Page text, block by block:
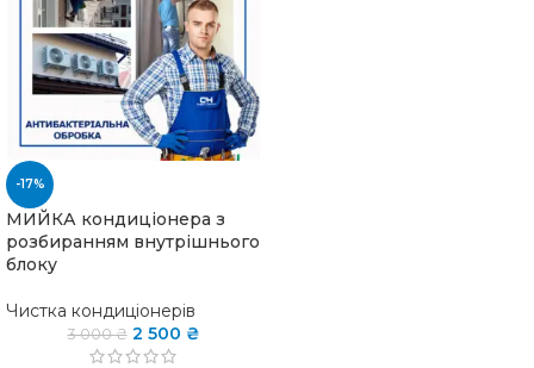
-17%
МИЙКА кондиціонера з
розбиранням внутрішнього
блоку
Чистка кондиціонерів
3 000₴ 2 500 ₴